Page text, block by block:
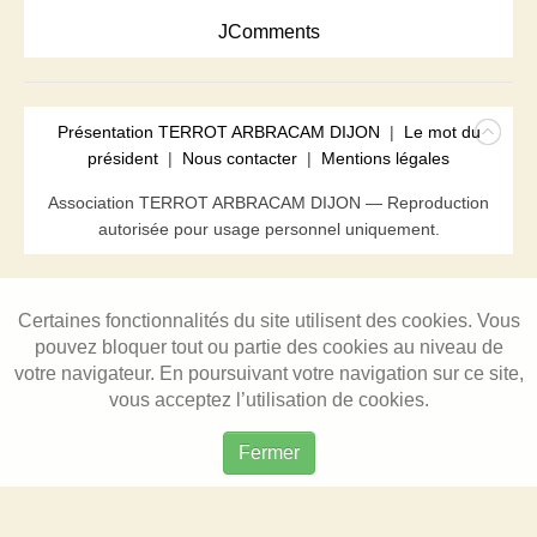
JComments
Présentation TERROT ARBRACAM DIJON | Le mot du
président | Nous contacter | Mentions légales
Association TERROT ARBRACAM DIJON — Reproduction
autorisée pour usage personnel uniquement.
Certaines fonctionnalités du site utilisent des cookies. Vous
pouvez bloquer tout ou partie des cookies au niveau de
votre navigateur. En poursuivant votre navigation sur ce site,
vous acceptez l’utilisation de cookies.
Fermer